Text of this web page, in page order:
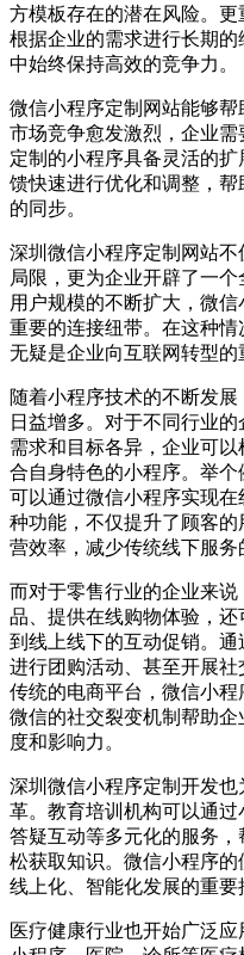
方模板存在的潜在风险。
根据企业的需求进行长期
中始终保持高效的竞争力。
微信小程序定制网站能够帮
市场竞争愈发激烈，企业需
定制的小程序具备灵活的
馈快速进行优化和调整，
的同步。
深圳微信小程序定制网站
局限，更为企业开辟了一
用户规模的不断扩大，微
重要的连接纽带。在这种情
无疑是企业向互联网转型的
随着小程序技术的不断发
日益增多。对于不同行业
需求和目标各异，企业可
合自身特色的小程序。举个
可以通过微信小程序实现
种功能，不仅提升了顾客
营效率，减少传统线下服务
而对于零售行业的企业来
品、提供在线购物体验，
到线上线下的互动促销。通
进行团购活动、甚至开展
传统的电商平台，微信小
微信的社交裂变机制帮助
度和影响力。
深圳微信小程序定制开发
革。教育培训机构可以通过
答疑互动等多元化的服务
松获取知识。微信小程序
线上化、智能化发展的重要
医疗健康行业也开始广泛